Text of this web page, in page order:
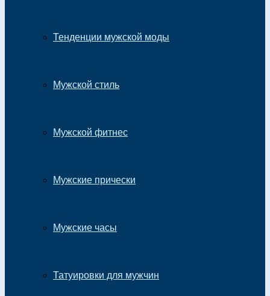
Тенденции мужской моды
Мужской стиль
Мужской фитнес
Мужские прически
Мужские часы
Татуировки для мужчин